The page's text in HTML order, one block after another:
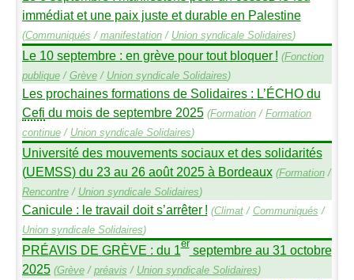
immédiat et une paix juste et durable en Palestine
(Communiqués / manifestation/ Union syndicale Solidaires)
Le 10 septembre : en grève pour tout bloquer ! (Fonction
publique/ Grève/ Union syndicale Solidaires)
Les prochaines formations de Solidaires : L’ÉCHOdu
Cefi du mois de septembre 2025 (Formation/ Formation
continue/ Union syndicale Solidaires)
Université des mouvements sociaux et des solidarités
(UEMSS) du 23 au 26 août 2025 à Bordeaux (Formation/
Rencontre/ Union syndicale Solidaires)
Canicule : le travail doit s’arrêter ! (Climat/ Communiqués /
Union syndicale Solidaires)
PRÉAVIS DE GRÈVE : du 1erseptembre au 31 octobre
2025 (Grève/ préavis / Union syndicale Solidaires)